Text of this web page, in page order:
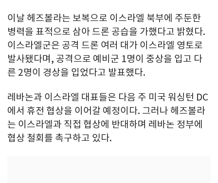
이날 헤즈볼라는 보복으로 이스라엘 북부에 주둔한
병력을 표적으로 삼아 드론 공습을 가했다고 밝혔다.
이스라엘군은 공격 드론 여러 대가 이스라엘 영토로
발사됐다며, 공격으로 예비군 1명이 중상을 입고 다
른 2명이 경상을 입었다고 발표했다.
레바논과 이스라엘 대표들은 다음 주 미국 워싱턴 DC
에서 휴전 협상을 이어갈 예정이다. 그러나 헤즈볼라
는 이스라엘과 직접 협상에 반대하며 레바논 정부에
협상 철회를 촉구하고 있다.